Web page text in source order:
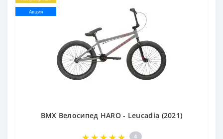
Акция
BMX Велосипед HARO - Leucadia (2021)
4